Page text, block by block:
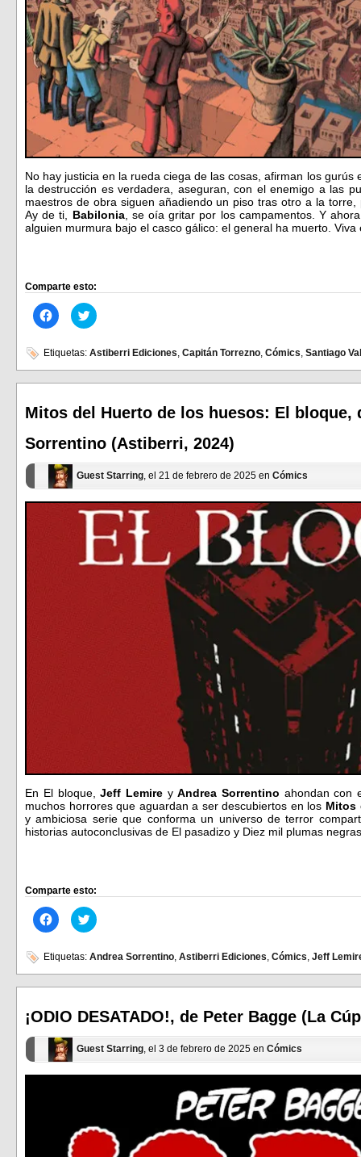
No hay justicia en la rueda ciega de las cosas, afirman los
la destrucción es verdadera, aseguran, con el enemigo a las
maestros de obra siguen añadiendo un piso tras otro a la
Ay de ti, Babilonia, se oía gritar por los campamentos. Y
alguien murmura bajo el casco gálico: el general ha muerto. Viva
Comparte esto:
Haz
clic
en
Facebook
(Se
abre
ventana
nueva)
Haz
clic
en
(Se
abre
ventana
nueva)
Etiquetas: Astiberri Ediciones Capitán Torrezno Cómics Santiago
Mitos del Huerto de los huesos: El bloque,
Sorrentino (Astiberri, 2024)
Guest Starring, el 21 de febrero de 2025 en Cómics
En El bloque,Jeff Lemirey Andrea Sorrentino ahondan con
muchos horrores que aguardan a ser descubiertos en los Mitos
y ambiciosa serie que conforma un universo de terror
historias autoconclusivas de El pasadizo y Diez mil plumas
Comparte esto:
Haz
clic
en
Facebook
(Se
abre
ventana
nueva)
Haz
clic
en
(Se
abre
ventana
nueva)
Etiquetas: Andrea Sorrentino, Astiberri Ediciones, Cómics, Jeff
¡ODIO DESATADO!, de Peter Bagge (La
Guest Starring, el 3 de febrero de 2025 en Cómics